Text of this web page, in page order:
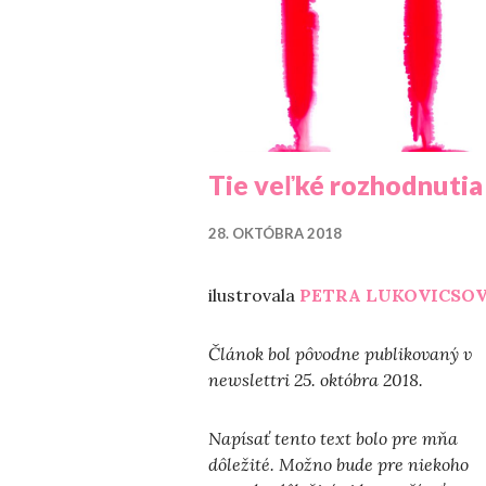
Tie veľké rozhodnutia
28. OKTÓBRA 2018
ilustrovala PETRA
Článok bol pôvodne publikovaný v
newslettri 25. októbra 2018.
Napísať tento text bolo pre mňa
dôležité. Možno bude pre niekoho